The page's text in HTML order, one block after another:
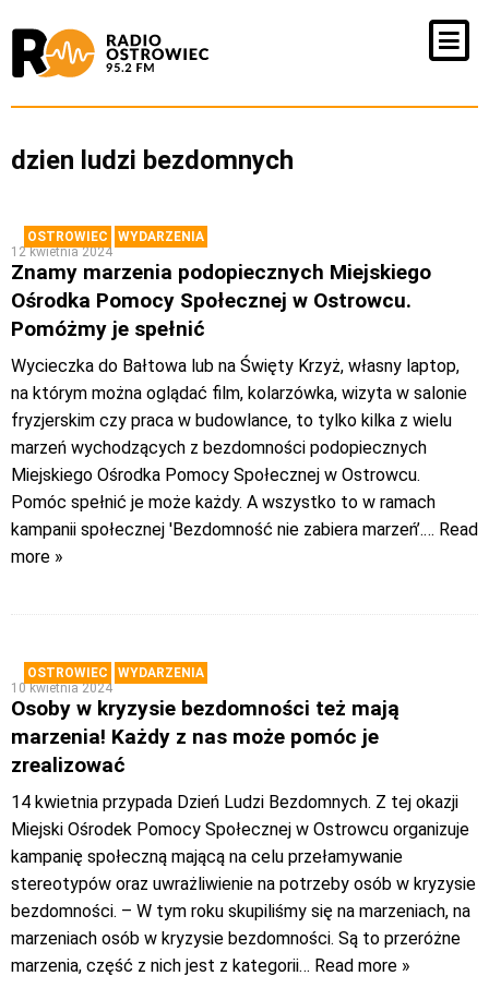
dzien ludzi bezdomnych
OSTROWIEC
WYDARZENIA
12 kwietnia 2024
Znamy marzenia podopiecznych Miejskiego
Ośrodka Pomocy Społecznej w Ostrowcu.
Pomóżmy je spełnić
Wycieczka do Bałtowa lub na Święty Krzyż, własny laptop,
na którym można oglądać film, kolarzówka, wizyta w salonie
fryzjerskim czy praca w budowlance, to tylko kilka z wielu
marzeń wychodzących z bezdomności podopiecznych
Miejskiego Ośrodka Pomocy Społecznej w Ostrowcu.
Pomóc spełnić je może każdy. A wszystko to w ramach
kampanii społecznej 'Bezdomność nie zabiera marzeń’.… Read
more »
OSTROWIEC
WYDARZENIA
10 kwietnia 2024
Osoby w kryzysie bezdomności też mają
marzenia! Każdy z nas może pomóc je
zrealizować
14 kwietnia przypada Dzień Ludzi Bezdomnych. Z tej okazji
Miejski Ośrodek Pomocy Społecznej w Ostrowcu organizuje
kampanię społeczną mającą na celu przełamywanie
stereotypów oraz uwrażliwienie na potrzeby osób w kryzysie
bezdomności. – W tym roku skupiliśmy się na marzeniach, na
marzeniach osób w kryzysie bezdomności. Są to przeróżne
marzenia, część z nich jest z kategorii… Read more »